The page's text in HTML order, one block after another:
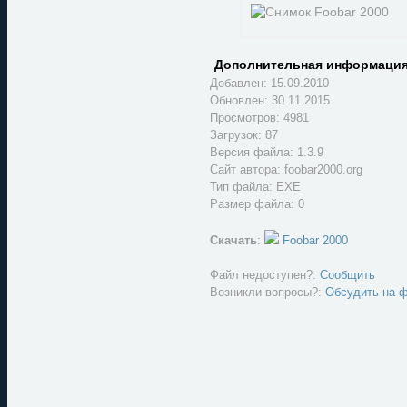
Дополнительная
Добавлен: 15.09.2010
Обновлен: 30.11.2015
Просмотров: 4981
Загрузок: 87
Версия файла: 1.3.9
Сайт автора: foobar2000.org
Тип файла: EXE
Размер файла: 0
Скачать: Foobar 2000
Файл недоступен?: Сообщить
Возникли вопросы?: Обсудить на